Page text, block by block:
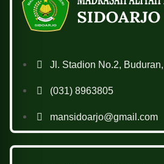
Jl. Stadion No.2,
(031) 8963805
mansidoarjo@gmail.com